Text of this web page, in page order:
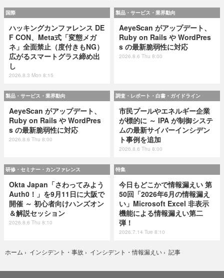
国際
ハッキングカンファレンス DE
F CON、Meta式「変態メガ
ネ」全面禁止（度付きもNG）
広がるスマートグラス締め出
し
2026.8.3 Mon 8:15
製品・サービス・業界動向
AeyeScan がアップデート、
Ruby on Rails や WordPres
s の最新脆弱性に対応
2026.8.6 Thu 8:00
製品・サービス・業界動向
AeyeScan がアップデート、
Ruby on Rails や WordPres
s の最新脆弱性に対応
2026.8.6 Thu 8:00
調査・レポート・白書・ガイドライン
市民プールやエネルギー企業
が標的に ～ IPA が制御システ
ムの最新サイバーインシデン
ト事例を追加
2026.8.6 Thu 8:00
研修・セミナー・カンファレンス
Okta Japan「さわってみよう
Auth0！」を9月11日に大阪で
開催 ～ 初心者向けハンズオン
＆解説セッション
2026.8.6 Thu 8:10
特集
今日もどこかで情報漏えい 第
50回「2026年6月の情報漏え
い」Microsoft Excel 非表示
機能による情報漏えい第二
弾！
2026.7.14 Tue 8:10
ホーム › インシデント・事故 › インシデント・情報漏えい › 記事